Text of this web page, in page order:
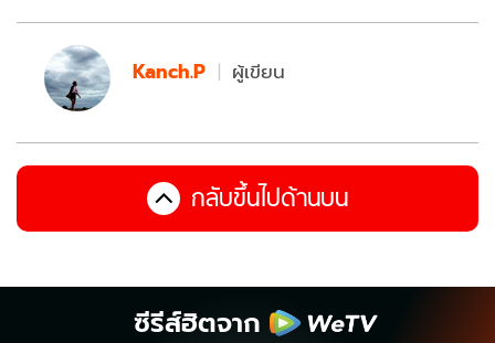
Kanch.P ผู้เขียน
กลับขึ้นไปด้านบน
ซีรีส์ฮิตจาก